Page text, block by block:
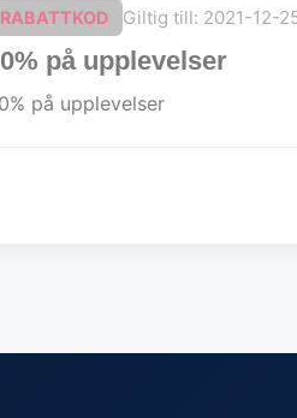
RABATTKOD Giltig till: 2021-12-
på upplevelser
på upplevelser